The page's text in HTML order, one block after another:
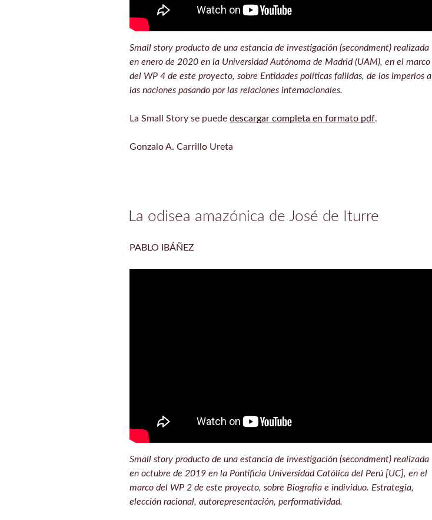
Small story producto de una estancia de investigación (secondment) realizada
en enero de 2020 en la Universidad Autónoma de Madrid (UAM), en el marco
del WP 4 de este proyecto, sobre Entidades políticas fallidas, de los imperios a
las naciones pasando por las relaciones internacionales.
La Small Story se puede descargar completa en formato pdf.
Gonzalo A. Carrillo Ureta
La odisea amazónica de José de Iturre
PABLO IBÁÑEZ
Small story producto de una estancia de investigación (secondment) realizada
en octubre de 2019 en la Pontificia Universidad Católica del Perú [UC], en el
marco del WP 2 de este proyecto, sobre Biografía e individuo. Estrategia,
elección racional, autorepresentación, performatividad.